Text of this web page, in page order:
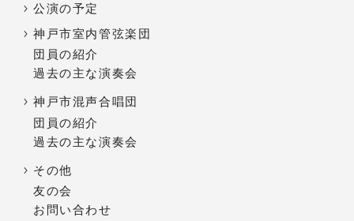
公演の予定
神戸市室内管弦楽団
団員の紹介
過去の主な演奏会
神戸市混声合唱団
団員の紹介
過去の主な演奏会
その他
友の会
お問い合わせ